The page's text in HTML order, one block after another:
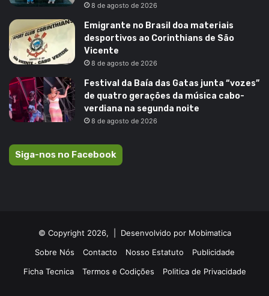
8 de agosto de 2026
Emigrante no Brasil doa materiais
desportivos ao Corinthians de São
Vicente
8 de agosto de 2026
Festival da Baía das Gatas junta “vozes”
de quatro gerações da música cabo-
verdiana na segunda noite
8 de agosto de 2026
Siga-nos no Facebook
© Copyright 2026, | Desenvolvido por Mobimatica
Sobre Nós
Contacto Nosso Estatuto
Publicidade
Ficha Tecnica
Termos e Codições Politica de Privacidade